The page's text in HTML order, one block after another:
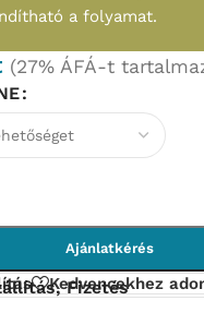
a folyamat.
(27% ÁFÁ-t
Ajánlatkérés
Kedvencekhez
Fizetés